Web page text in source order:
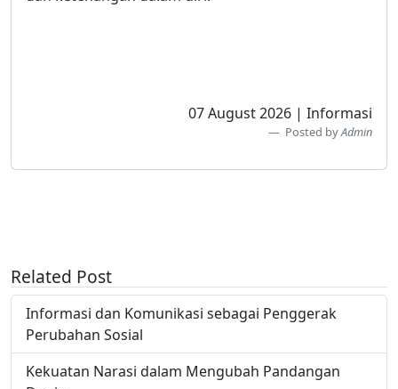
07 August 2026 | Informasi
Posted byAdmin
Related Post
Informasi dan Komunikasi sebagai Penggerak
Perubahan Sosial
Kekuatan Narasi dalam Mengubah Pandangan